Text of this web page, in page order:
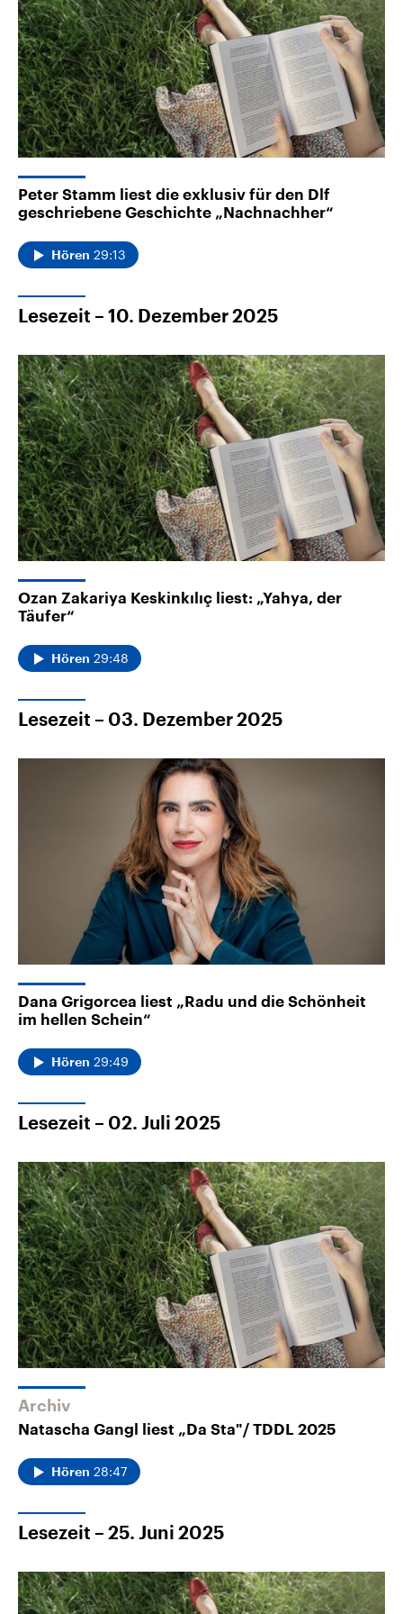
Peter Stamm liest die exklusiv für den Dlf
geschriebene Geschichte „Nachnachher“
Hören 29:13
Lesezeit – 10. Dezember 2025
Ozan Zakariya Keskinkılıç liest: „Yahya, der
Täufer“
Hören 29:48
Lesezeit – 03. Dezember 2025
Dana Grigorcea liest „Radu und die Schönheit
im hellen Schein“
Hören 29:49
Lesezeit – 02. Juli 2025
Archiv
Natascha Gangl liest „Da Sta"/ TDDL 2025
Hören 28:47
Lesezeit – 25. Juni 2025